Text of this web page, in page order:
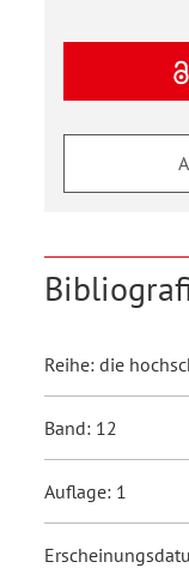
Reihe: die
Band: 12
Auflage: 1